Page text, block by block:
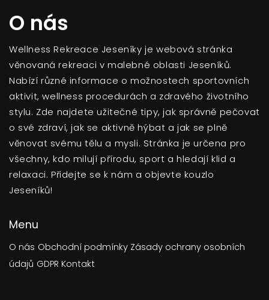
O nás
Wellness Rekreace Jeseníky je webová stránka
věnovaná rekreaci v malebné oblasti Jeseníků.
Nabízí různé informace o možnostech sportovních
aktivit, wellness procedurách a zdravého životního
stylu. Zde najdete užitečné tipy, jak správně pečovat
o své zdraví, jak se aktivně hýbat a jak se plně
věnovat svému tělu a mysli. Stránka je určena pro
všechny, kdo milují přírodu, sport a hledají klid a
relaxaci. Přidejte se k nám a objevte kouzlo
Jeseníků!
Menu
O nás Obchodní podmínky Zásady ochrany osobních
údajů GDPR Kontakt